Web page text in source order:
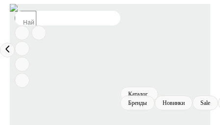
Каталог
Бренды
Новинки Sale